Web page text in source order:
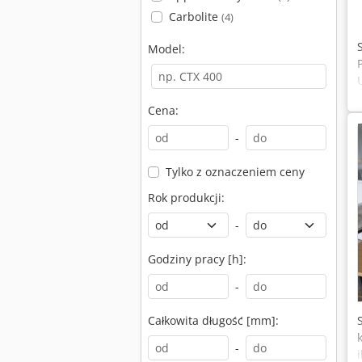
Carbolite (4)
Model:
Cena:
-
Tylko z oznaczeniem ceny
Rok produkcji:
-
Godziny pracy [h]:
-
Całkowita długość [mm]:
-